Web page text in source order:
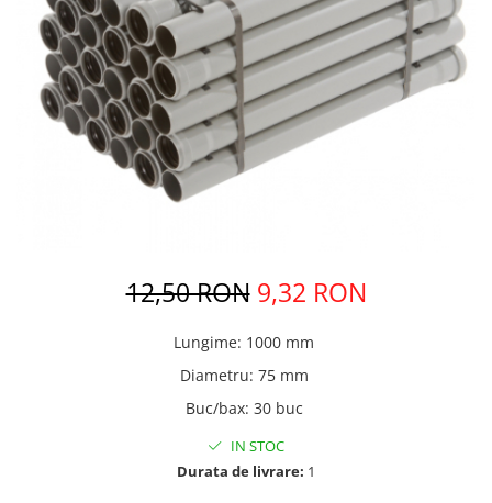
Pere dus
Cadite Dus
Capace WC
Raccorduri Flexibile
Rezervoare-Sifoane-Racorduri
Scurgere-Accesorii
12,50 RON 9,32 RON
Lungime: 1000 mm
Diametru: 75 mm
Buc/bax: 30 buc
IN STOC
Durata de livrare: 1